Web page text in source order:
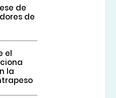
de
de
el
la